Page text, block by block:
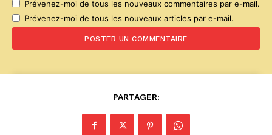
Prévenez-moi de tous les nouveaux commentaires par e-mail.
Prévenez-moi de tous les nouveaux articles par e-mail.
PARTAGER: